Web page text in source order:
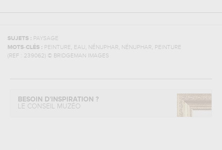
SUJETS : PAYSAGE
MOTS-CLÉS : PEINTURE, EAU, NÉNUPHAR, NÉNUPHAR, PEINTURE
(REF : 239062) © BRIDGEMAN IMAGES
BESOIN D'INSPIRATION ?
LE CONSEIL MUZÉO